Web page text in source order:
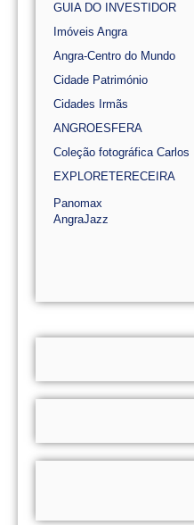
GUIA DO INVESTIDOR
Imóveis Angra
Angra-Centro do Mundo
Cidade Património
Cidades Irmãs
ANGROESFERA
Coleção fotográfica Carlos
EXPLORETERECEIRA
Panomax
AngraJazz